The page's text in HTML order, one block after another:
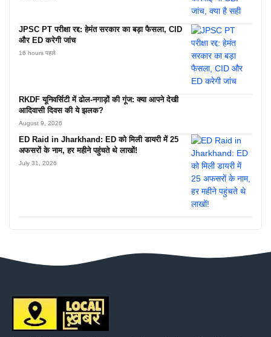
JPSC PT परीक्षा रद्द: हेमंत सरकार का बड़ा फैसला, CID
और ED करेगी जांच
16 hours पहले
RKDF यूनिवर्सिटी में ढोल-नगाड़ों की गूंज: क्या आपने देखी
आदिवासी दिवस की ये झलक?
August 9, 2026
ED Raid in Jharkhand: ED को मिली डायरी में 25
अफसरों के नाम, हर महीने पहुंचते थे लाखों!
July 31, 2026